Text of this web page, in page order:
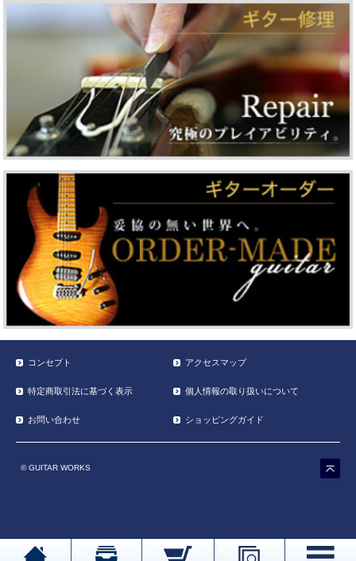
コンセプト アクセスマップ
特定商取引法に基づく表示 個人情報の取り扱いについて
お問い合わせ ショッピングガイド
© GUITAR WORKS